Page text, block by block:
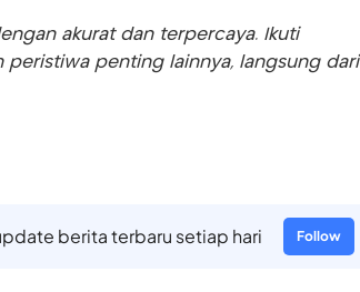
akurat dan terpercaya. Ikuti
peristiwa penting lainnya, langsung dari
berita terbaru setiap hari Follow